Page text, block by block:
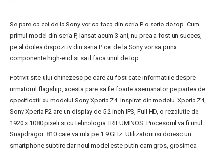
Se pare ca cei de la Sony vor sa faca din seria P o serie de top. Cum
primul model din seria P, lansat acum 3 ani, nu prea a fost un succes,
pe al doilea dispozitiv din seria P cei de la Sony vor sa puna
componente high-end si sa il faca unul de top.
Potrivit site-ului chinezesc pe care au fost date informatiile despre
urmatorul flagship, acesta pare sa fie foarte asemanator pe partea de
specificatii cu modelul Sony Xperia Z4. Inspirat din modelul Xperia Z4,
Sony Xperia P2 are un display de 5.2 inch IPS, Full HD, o rezolutie de
1920 x 1080 pixeli si cu tehnologia TRILUMINOS. Procesorul va fi unul
Snapdragon 810 care va rula pe 1.9 GHz. Utilizatorii isi doresc un
smartphone subtire dar noul model este putin cam gros, grosimea